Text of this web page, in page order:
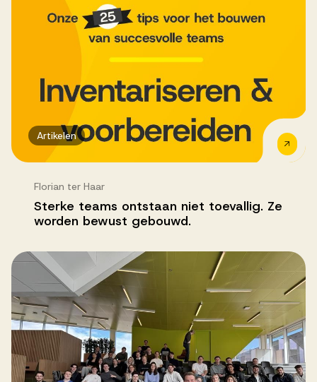
Artikelen
Florian ter Haar
Sterke teams ontstaan niet toevallig. Ze
worden bewust gebouwd.